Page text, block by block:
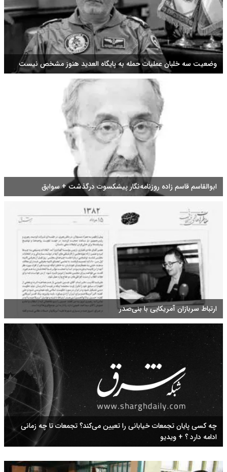
وضعیت سه خلبان عملیات حمله به پایگاه العدید هنوز مشخص نیست
ابوالقاسم قاسم زاده روزنامه‌نگار پیشکسوت درگذشت + سوابق
ارتباط سربازان آمریکایی با بنی‌صدر
چه کسی پایان تجمعات خیابانی را تعیین می‌کند؟ تجمعات تا چه زمانی
ادامه دارد ؟ + ویدیو